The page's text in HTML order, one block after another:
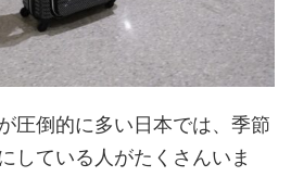
圧倒的に多い日本では、季節
している人がたくさんいま